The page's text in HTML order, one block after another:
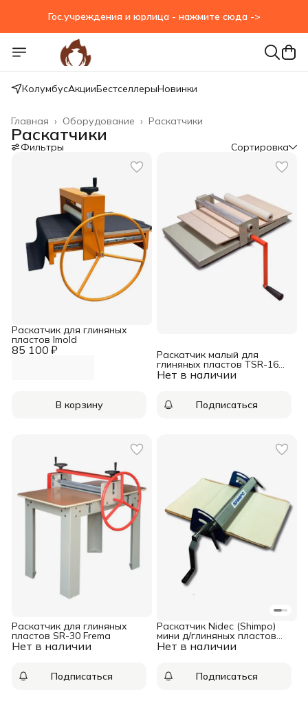
Гос.учреждения и юрлица - нажмите сюда ->
КолумбусАкцииБестселлерыНовинки
Раскатчики
Оборудование ›
Главная ›
Раскатчики
Фильтры Сортировка
85 100 ₽
Раскатчик для глиняных
пластов Imold
В корзину
Нет в наличии
Раскатчик малый для
глиняных пластов TSR-16
Frema
Подписаться
Нет в наличии
Раскатчик для глиняных
пластов SR-30 Frema
Подписаться
Нет в наличии
Раскатчик Nidec (Shimpo)
мини д/глиняных пластов
SRM-1624
Подписаться